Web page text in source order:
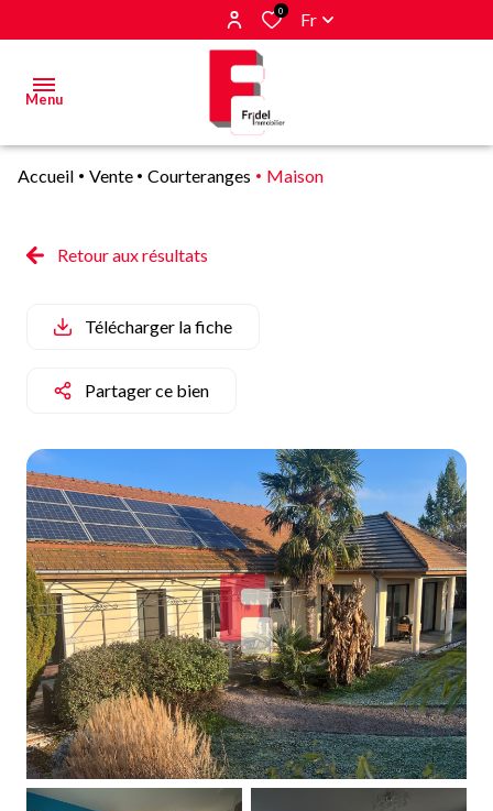
0 Fr
Menu
Estimer
vendus
E-mail
Qui
sommes-
nous
Blog
Accueil Vente Courteranges Maison
Retour aux résultats
Télécharger la fiche
Partager ce bien